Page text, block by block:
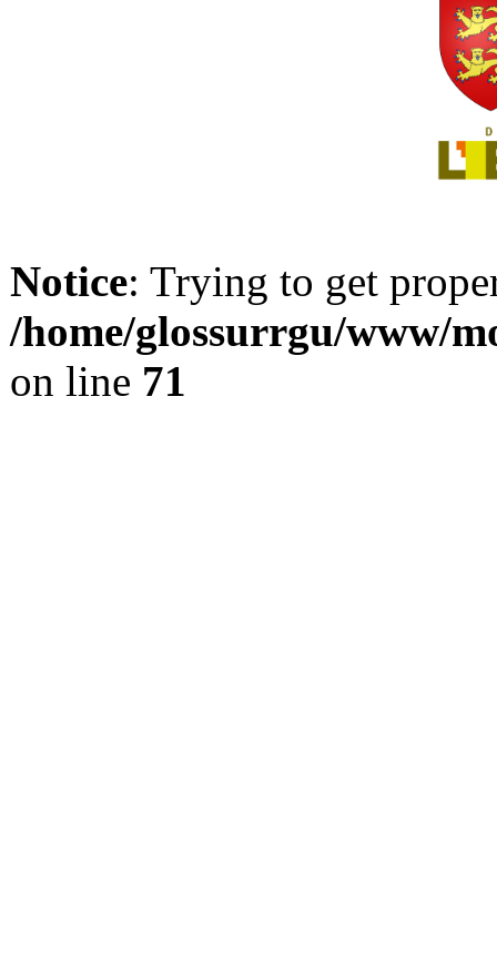
Notice: Trying to get
/home/glossurrgu/www/
on line 71